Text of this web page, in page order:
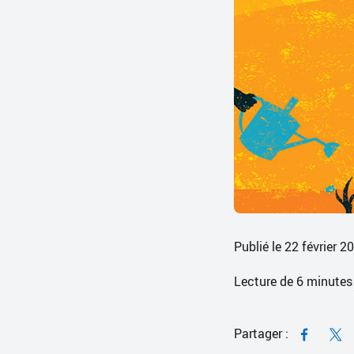
Publié le 22 février
Lecture de 6 minutes
Partager :